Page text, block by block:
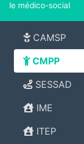
le médico-social
CAMSP
CMPP
SESSAD
IME
ITEP